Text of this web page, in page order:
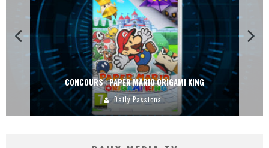
CONCOURS : DREAMS SUR PS4
Carlos Mühlig